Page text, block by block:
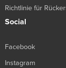
Richtlinie für
Social
Facebook
Instagram